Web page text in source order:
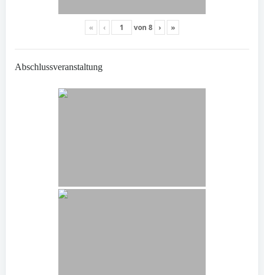
« ‹ von 8 › »
Abschlussveranstaltung